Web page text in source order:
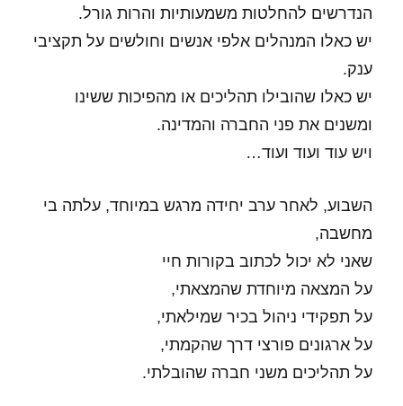
הנדרשים להחלטות משמעותיות והרות גורל.
יש כאלו המנהלים אלפי אנשים וחולשים על תקציבי
ענק.
יש כאלו שהובילו תהליכים או מהפיכות ששינו
ומשנים את פני החברה והמדינה.
ויש עוד ועוד ועוד…
השבוע, לאחר ערב יחידה מרגש במיוחד, עלתה בי
מחשבה,
שאני לא יכול לכתוב בקורות חיי
על המצאה מיוחדת שהמצאתי,
על תפקידי ניהול בכיר שמילאתי,
על ארגונים פורצי דרך שהקמתי,
על תהליכים משני חברה שהובלתי.